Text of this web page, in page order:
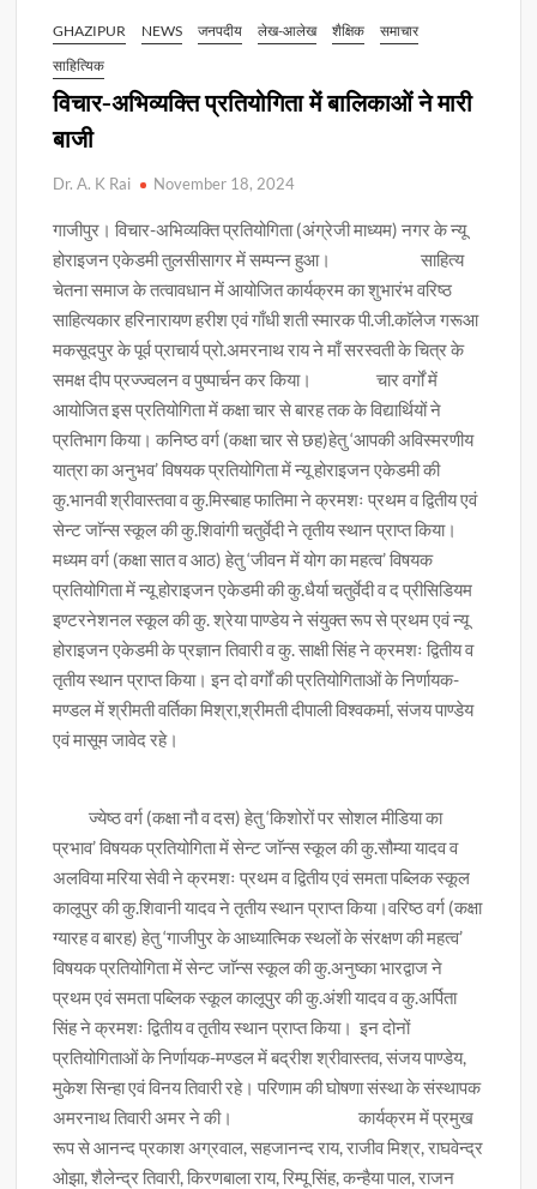
GHAZIPUR NEWS जनपदीय लेख-आलेख शैक्षिक
समाचार
साहित्यिक
विचार-अभिव्यक्ति प्रतियोगिता में बालिकाओं ने मारी
बाजी
Dr. A. K Rai November 18, 2024
गाजीपुर। विचार-अभिव्यक्ति प्रतियोगिता (अंग्रेजी माध्यम) नगर के न्यू
होराइजन एकेडमी तुलसीसागर में सम्पन्न हुआ। साहित्य
चेतना समाज के तत्वावधान में आयोजित कार्यक्रम का शुभारंभ वरिष्ठ
साहित्यकार हरिनारायण हरीश एवं गाँधी शती स्मारक पी.जी.काॅलेज गरूआ
मकसूदपुर के पूर्व प्राचार्य प्रो.अमरनाथ राय ने माँ सरस्वती के चित्र के
समक्ष दीप प्रज्ज्वलन व पुष्पार्चन कर किया। चार वर्गों में
आयोजित इस प्रतियोगिता में कक्षा चार से बारह तक के विद्यार्थियों ने
प्रतिभाग किया। कनिष्ठ वर्ग (कक्षा चार से छह)हेतु ‘आपकी अविस्मरणीय
यात्रा का अनुभव’ विषयक प्रतियोगिता में न्यू होराइजन एकेडमी की
कु.भानवी श्रीवास्तवा व कु.मिस्बाह फातिमा ने क्रमशः प्रथम व द्वितीय एवं
सेन्ट जाॅन्स स्कूल की कु.शिवांगी चतुर्वेदी ने तृतीय स्थान प्राप्त किया।
मध्यम वर्ग (कक्षा सात व आठ) हेतु ‘जीवन में योग का महत्व’ विषयक
प्रतियोगिता में न्यू होराइजन एकेडमी की कु.धैर्या चतुर्वेदी व द प्रीसिडियम
इण्टरनेशनल स्कूल की कु. श्रेया पाण्डेय ने संयुक्त रूप से प्रथम एवं न्यू
होराइजन एकेडमी के प्रज्ञान तिवारी व कु. साक्षी सिंह ने क्रमशः द्वितीय व
तृतीय स्थान प्राप्त किया। इन दो वर्गों की प्रतियोगिताओं के निर्णायक-
मण्डल में श्रीमती वर्तिका मिश्रा,श्रीमती दीपाली विश्वकर्मा, संजय पाण्डेय
एवं मासूम जावेद रहे।
ज्येष्ठ वर्ग (कक्षा नौ व दस) हेतु ‘किशोरों पर सोशल मीडिया का
प्रभाव’ विषयक प्रतियोगिता में सेन्ट जाॅन्स स्कूल की कु.सौम्या यादव व
अलविया मरिया सेवी ने क्रमशः प्रथम व द्वितीय एवं समता पब्लिक स्कूल
कालूपुर की कु.शिवानी यादव ने तृतीय स्थान प्राप्त किया।वरिष्ठ वर्ग (कक्षा
ग्यारह व बारह) हेतु ‘गाजीपुर के आध्यात्मिक स्थलों के संरक्षण की महत्व’
विषयक प्रतियोगिता में सेन्ट जाॅन्स स्कूल की कु.अनुष्का भारद्वाज ने
प्रथम एवं समता पब्लिक स्कूल कालूपुर की कु.अंशी यादव व कु.अर्पिता
सिंह ने क्रमशः द्वितीय व तृतीय स्थान प्राप्त किया। इन दोनों
प्रतियोगिताओं के निर्णायक-मण्डल में बद्रीश श्रीवास्तव, संजय पाण्डेय,
मुकेश सिन्हा एवं विनय तिवारी रहे। परिणाम की घोषणा संस्था के संस्थापक
अमरनाथ तिवारी अमर ने की। कार्यक्रम में प्रमुख
रूप से आनन्द प्रकाश अग्रवाल, सहजानन्द राय, राजीव मिश्र, राघवेन्द्र
ओझा, शैलेन्द्र तिवारी, किरणबाला राय, रिम्पू सिंह, कन्हैया पाल, राजन